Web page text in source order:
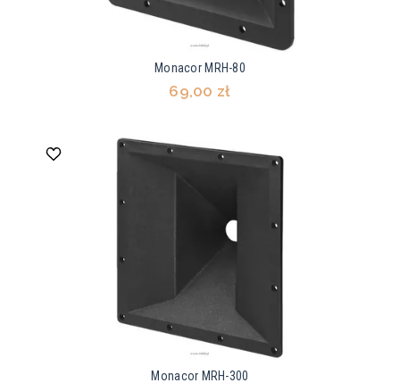
Monacor MRH-80
69,00 zł
Monacor MRH-300